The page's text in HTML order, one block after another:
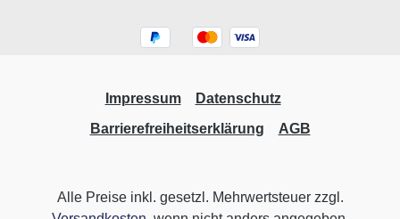
Impressum
Datenschutz
Barrierefreiheitserklärung
AGB
Alle Preise inkl. gesetzl. Mehrwertsteuer zzgl.